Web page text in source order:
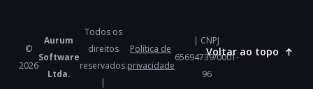
©
2026
Aurum
Software
Ltda.
Todos os
direitos
reservados.
|
Política de
privacidade
| CNPJ
65694739/0001-
96
Voltar ao topo